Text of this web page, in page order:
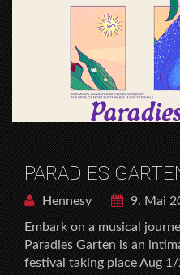
PARADIES
Hennesy
9. Mai
Embark on a musical
Paradies Garten is an
festival taking place Aug